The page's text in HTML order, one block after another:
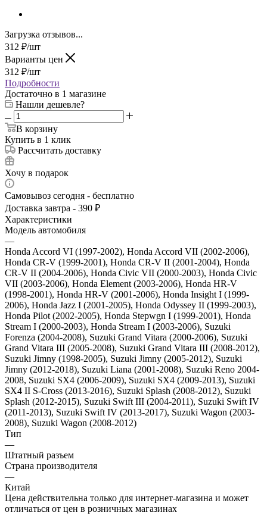
Загрузка отзывов...
312 ₽/шт
Варианты цен
312 ₽/шт
Подробности
Достаточно в 1 магазине
Нашли дешевле?
В корзину
Купить в 1 клик
Рассчитать доставку
Хочу в подарок
Самовывоз сегодня - бесплатно
Доставка завтра - 390 ₽
Характеристики
Модель автомобиля
—
Honda Accord VI (1997-2002), Honda Accord VII (2002-2006),
Honda CR-V (1999-2001), Honda CR-V II (2001-2004), Honda
CR-V II (2004-2006), Honda Civic VII (2000-2003), Honda Civic
VII (2003-2006), Honda Element (2003-2006), Honda HR-V
(1998-2001), Honda HR-V (2001-2006), Honda Insight I (1999-
2006), Honda Jazz I (2001-2005), Honda Odyssey II (1999-2003),
Honda Pilot (2002-2005), Honda Stepwgn I (1999-2001), Honda
Stream I (2000-2003), Honda Stream I (2003-2006), Suzuki
Forenza (2004-2008), Suzuki Grand Vitara (2000-2006), Suzuki
Grand Vitara III (2005-2008), Suzuki Grand Vitara III (2008-2012),
Suzuki Jimny (1998-2005), Suzuki Jimny (2005-2012), Suzuki
Jimny (2012-2018), Suzuki Liana (2001-2008), Suzuki Reno 2004-
2008, Suzuki SX4 (2006-2009), Suzuki SX4 (2009-2013), Suzuki
SX4 II S-Cross (2013-2016), Suzuki Splash (2008-2012), Suzuki
Splash (2012-2015), Suzuki Swift III (2004-2011), Suzuki Swift IV
(2011-2013), Suzuki Swift IV (2013-2017), Suzuki Wagon (2003-
2008), Suzuki Wagon (2008-2012)
Тип
—
Штатный разъем
Страна производителя
—
Китай
Цена действительна только для интернет-магазина и может
отличаться от цен в розничных магазинах